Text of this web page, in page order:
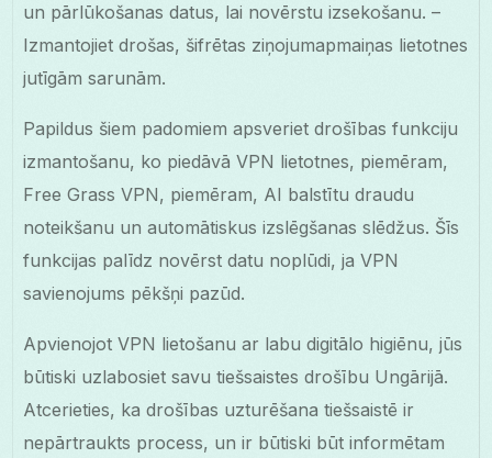
un pārlūkošanas datus, lai novērstu izsekošanu. –
Izmantojiet drošas, šifrētas ziņojumapmaiņas lietotnes
jutīgām sarunām.
Papildus šiem padomiem apsveriet drošības funkciju
izmantošanu, ko piedāvā VPN lietotnes, piemēram,
Free Grass VPN, piemēram, AI balstītu draudu
noteikšanu un automātiskus izslēgšanas slēdžus. Šīs
funkcijas palīdz novērst datu noplūdi, ja VPN
savienojums pēkšņi pazūd.
Apvienojot VPN lietošanu ar labu digitālo higiēnu, jūs
būtiski uzlabosiet savu tiešsaistes drošību Ungārijā.
Atcerieties, ka drošības uzturēšana tiešsaistē ir
nepārtraukts process, un ir būtiski būt informētam